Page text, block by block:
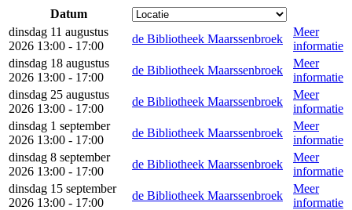
Datum
dinsdag 11 augustus
2026 13:00 - 17:00
de Bibliotheek Maarssenbroek
Meer
informatie
dinsdag 18 augustus
2026 13:00 - 17:00
de Bibliotheek Maarssenbroek
Meer
informatie
dinsdag 25 augustus
2026 13:00 - 17:00
de Bibliotheek Maarssenbroek
Meer
informatie
dinsdag 1 september
2026 13:00 - 17:00
de Bibliotheek Maarssenbroek
Meer
informatie
dinsdag 8 september
2026 13:00 - 17:00
de Bibliotheek Maarssenbroek
Meer
informatie
dinsdag 15 september
2026 13:00 - 17:00
de Bibliotheek Maarssenbroek
Meer
informatie